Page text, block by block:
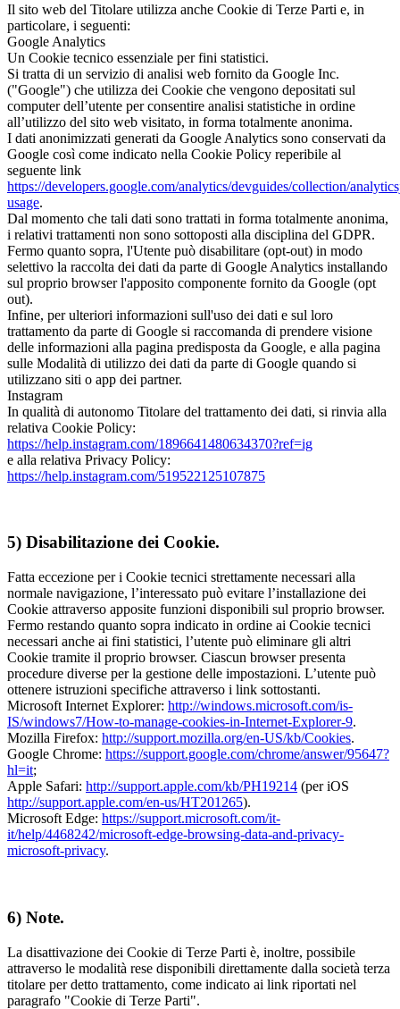
Il sito web del Titolare utilizza anche Cookie di Terze Parti e, in
particolare, i seguenti:
Google Analytics
Un Cookie tecnico essenziale per fini statistici.
Si tratta di un servizio di analisi web fornito da Google Inc.
("Google") che utilizza dei Cookie che vengono depositati sul
computer dell’utente per consentire analisi statistiche in ordine
all’utilizzo del sito web visitato, in forma totalmente anonima.
I dati anonimizzati generati da Google Analytics sono conservati da
Google così come indicato nella Cookie Policy reperibile al
seguente link
https://developers.google.com/analytics/devguides/collection/
usage.
Dal momento che tali dati sono trattati in forma totalmente anonima,
i relativi trattamenti non sono sottoposti alla disciplina del GDPR.
Fermo quanto sopra, l'Utente può disabilitare (opt-out) in modo
selettivo la raccolta dei dati da parte di Google Analytics installando
sul proprio browser l'apposito componente fornito da Google (opt
out).
Infine, per ulteriori informazioni sull'uso dei dati e sul loro
trattamento da parte di Google si raccomanda di prendere visione
delle informazioni alla pagina predisposta da Google, e alla pagina
sulle Modalità di utilizzo dei dati da parte di Google quando si
utilizzano siti o app dei partner.
Instagram
In qualità di autonomo Titolare del trattamento dei dati, si rinvia alla
relativa Cookie Policy:
https://help.instagram.com/1896641480634370?ref=ig
e alla relativa Privacy Policy:
https://help.instagram.com/519522125107875
5) Disabilitazione dei Cookie.
Fatta eccezione per i Cookie tecnici strettamente necessari alla
normale navigazione, l’interessato può evitare l’installazione dei
Cookie attraverso apposite funzioni disponibili sul proprio browser.
Fermo restando quanto sopra indicato in ordine ai Cookie tecnici
necessari anche ai fini statistici, l’utente può eliminare gli altri
Cookie tramite il proprio browser. Ciascun browser presenta
procedure diverse per la gestione delle impostazioni. L’utente può
ottenere istruzioni specifiche attraverso i link sottostanti.
Microsoft Internet Explorer: http://windows.microsoft.com/is-
IS/windows7/How-to-manage-cookies-in-Internet-Explorer-9.
Mozilla Firefox: http://support.mozilla.org/en-US/kb/Cookies.
Google Chrome: https://support.google.com/chrome/answer/95647?
hl=it;
Apple Safari: http://support.apple.com/kb/PH19214 (per iOS
http://support.apple.com/en-us/HT201265).
Microsoft Edge: https://support.microsoft.com/it-
it/help/4468242/microsoft-edge-browsing-data-and-privacy-
microsoft-privacy.
6) Note.
La disattivazione dei Cookie di Terze Parti è, inoltre, possibile
attraverso le modalità rese disponibili direttamente dalla società terza
titolare per detto trattamento, come indicato ai link riportati nel
paragrafo "Cookie di Terze Parti".